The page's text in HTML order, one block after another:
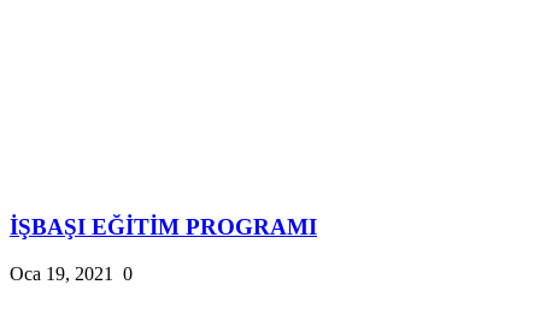
İŞBAŞI EĞİTİM PROGRAMI
Oca 19, 2021 0